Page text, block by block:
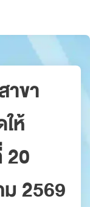
าขา
ห้
20
2569